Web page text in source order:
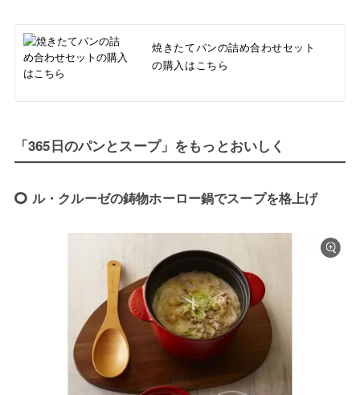
焼きたてパンの詰め合わせセット
の購入はこちら
「365日のパンとスープ」をもっとおいしく
ル・クルーゼの鋳物ホーロー鍋でスープを格上げ